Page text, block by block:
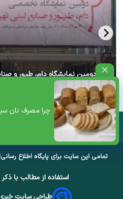
چرا مصرف نان
آغاز دومین نمایشگاه دام، طیور و
تهران+ ویدئو
تمامی این سایت برای پایگاه اطلاع رسانی
استفاده از مطالب با
طراحی سایت خبری